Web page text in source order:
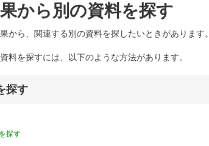
から別の資料を探す
から、関連する別の資料を探したいときがあります。
料を探すには、以下のような方法があります。
探す
探す